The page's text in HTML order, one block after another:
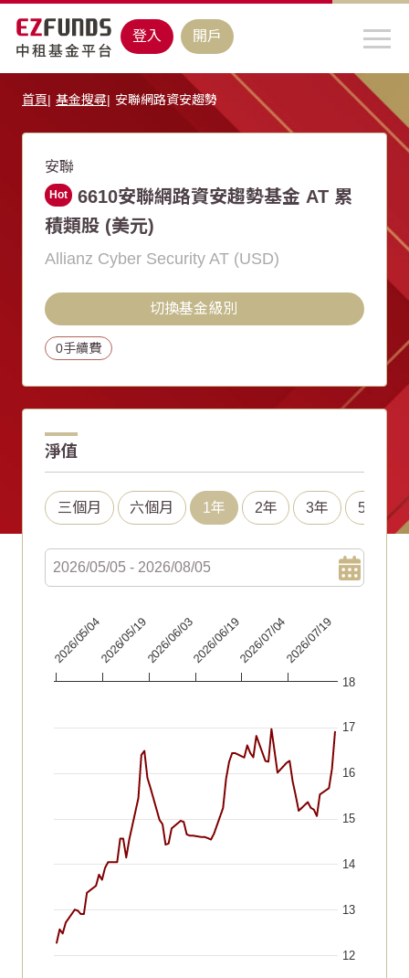
登入 開戶
首頁 基金搜尋 安聯網路資安趨勢
安聯
Hot
6610安聯網路資安趨勢基金 AT 累
積類股 (美元)
Allianz Cyber Security AT (USD)
切換基金級別
0手續費
淨值
三個月 六個月 1年 2年 3年 5年
Line chart with 67 data points.
The chart has 1 X axis displaying Time. Data ranges
12
13
14
15
16
17
18
2026/05/042026/05/192026/06/032026/06/192026/07/042026/07/19